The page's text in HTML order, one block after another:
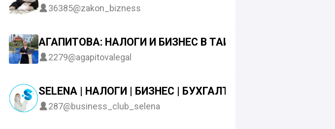
36385@zakon_bizness
АГАПИТОВА: НАЛОГИ И БИЗНЕС В ТАИЛАНДЕ
2279@agapitovalegal
SELENA | НАЛОГИ | БИЗНЕС | БУХГАЛТЕРИЯ
287@business_club_selena